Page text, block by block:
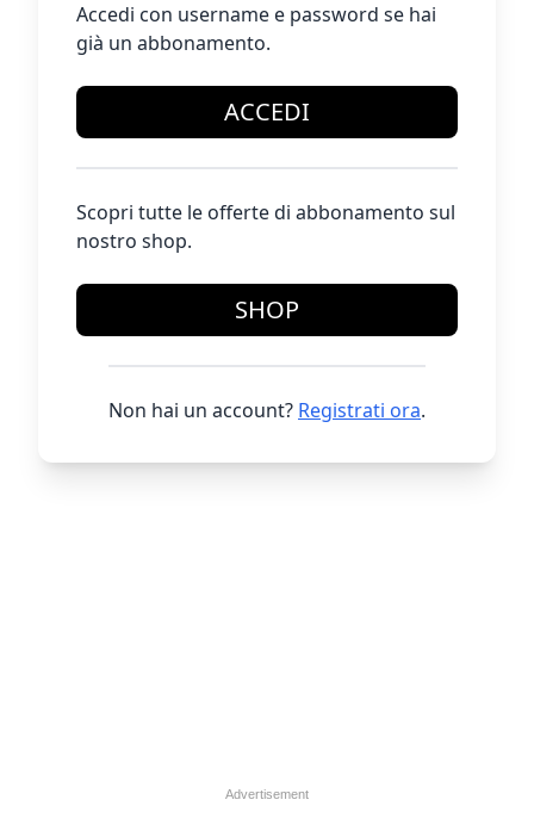
Accedi con username e password se hai
già un abbonamento.
ACCEDI
Scopri tutte le offerte di abbonamento sul
nostro shop.
SHOP
Non hai un account? Registrati ora.